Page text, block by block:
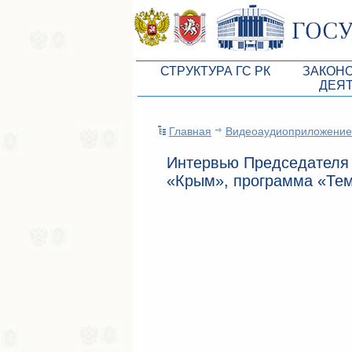
СТРУКТУРА ГС РК
Президиум ГС РК
Депутатский корпус
Комитеты ГС РК
Бюджет
Законы
Главная Видеоаудиоприложение
Интервью
«Крым», программа